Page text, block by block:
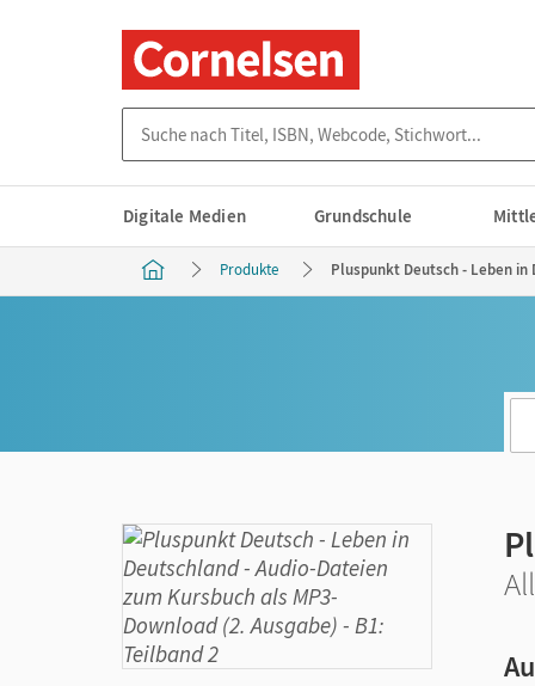
Digitale Medien Grundschule
Produkte Pluspunkt Deutsch - Leben in